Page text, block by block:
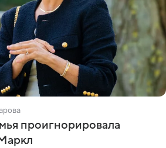
проигнорировала